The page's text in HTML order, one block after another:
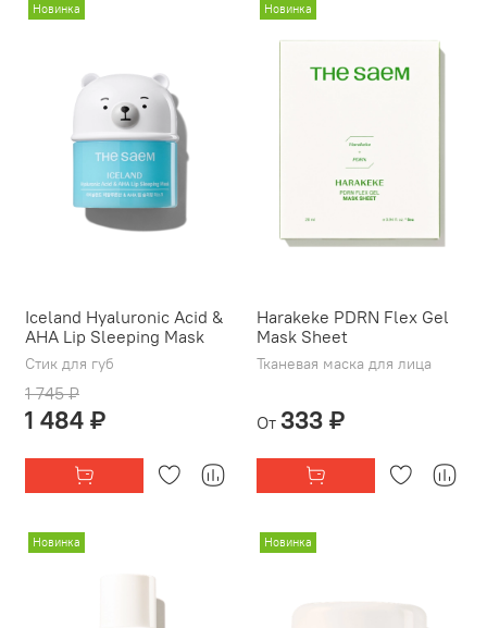
Новинка
Iceland Hyaluronic Acid &
AHA Lip Sleeping Mask
Стик для губ
1 745 ₽
1 484 ₽
Новинка
Harakeke PDRN Flex Gel
Mask Sheet
Тканевая маска для лица
От 333 ₽
Новинка Новинка